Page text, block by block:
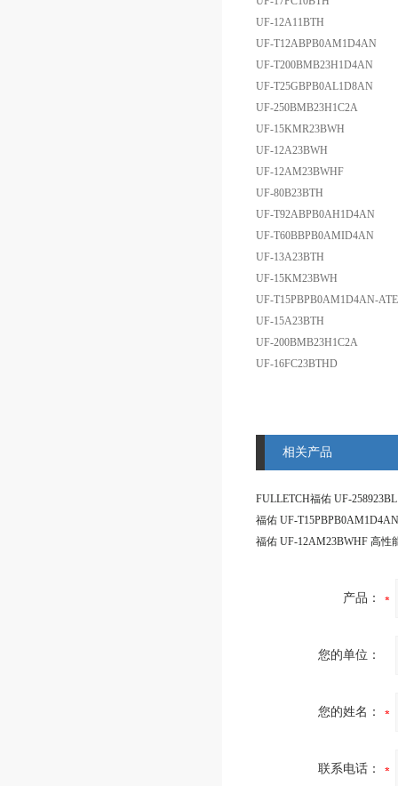
UF-12A11BTH
UF-T12ABPB0AM1D4AN
UF-T200BMB23H1D4AN
UF-T25GBPB0AL1D8AN
UF-250BMB23H1C2A
UF-15KMR23BWH
UF-12A23BWH
UF-12AM23BWHF
UF-80B23BTH
UF-T92ABPB0AH1D4AN
UF-T60BBPB0AMID4AN
UF-13A23BTH
UF-15KM23BWH
UF-T15PBPB0AM1D4AN-
UF-15A23BTH
UF-200BMB23H1C2A
UF-16FC23BTHD
相关产品
产品：
您的单位：
您的姓名：
联系电话：